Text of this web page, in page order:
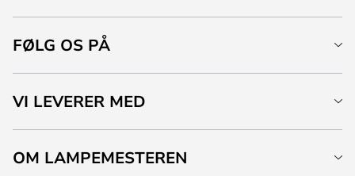
FØLG OS PÅ
VI LEVERER MED
OM LAMPEMESTEREN